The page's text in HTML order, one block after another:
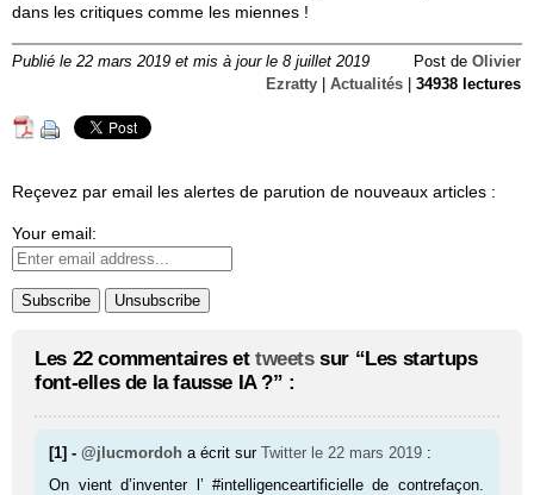
dans les critiques comme les miennes !
Publié le 22 mars 2019 et mis à jour le 8 juillet 2019 Post de Olivier
Ezratty
Actualités 34938 lectures
Reçevez par email les alertes de parution de nouveaux articles :
Your email:
Les 22 commentaires et tweetssur “Les startups
font-elles de la fausse IA ?” :
[1] -@jlucmordoh a écrit surTwitter le 22 mars 2019 :
On vient d’inventer l’ #intelligenceartificielle de contrefaçon.